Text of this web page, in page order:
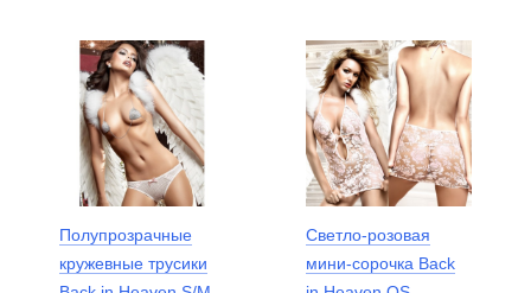
Полупрозрачные
кружевные трусики
Светло-розовая
мини-сорочка Back